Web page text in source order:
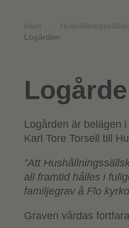
Hem
Logården
Logården är belägen
Karl Tore Torsell till
”Att
all framtid hålles i
familjegrav å Flo
Graven vårdas